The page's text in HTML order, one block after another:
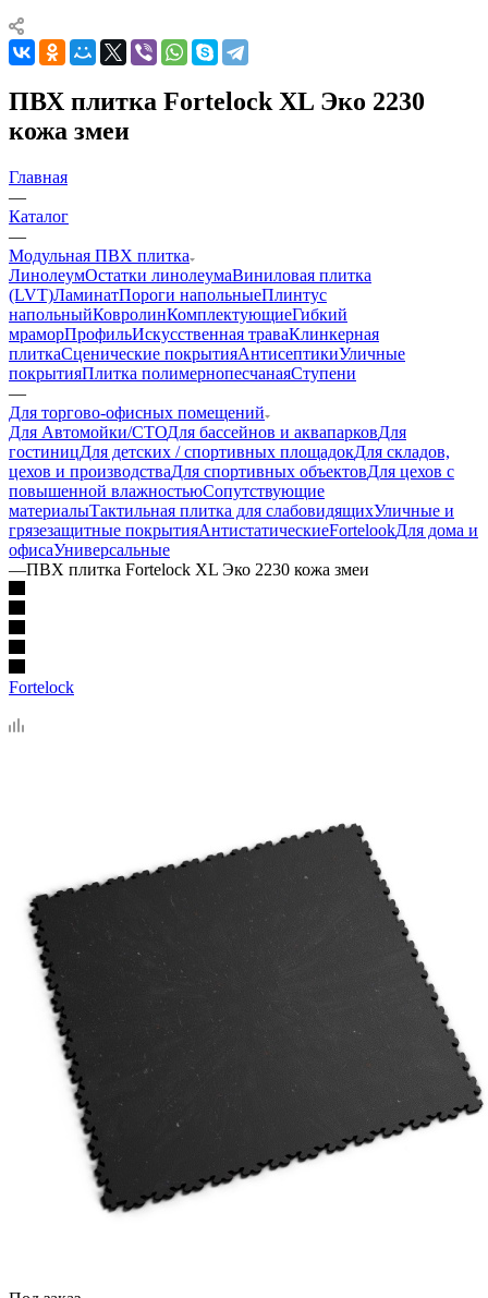
ПВХ плитка Fortelock XL Эко 2230
кожа змеи
Главная
—
Каталог
—
Модульная ПВХ плитка
ЛинолеумОстатки линолеумаВиниловая плитка
(LVT)ЛаминатПороги напольныеПлинтус
напольныйКовролинКомплектующиеГибкий
мраморПрофильИскусственная траваКлинкерная
плиткаСценические покрытияАнтисептикиУличные
покрытияПлитка полимернопесчанаяСтупени
—
Для торгово-офисных помещений
Для Автомойки/СТОДля бассейнов и аквапарковДля
гостиницДля детских / спортивных площадокДля складов,
цехов и производстваДля спортивных объектовДля цехов с
повышенной влажностьюСопутствующие
материалыТактильная плитка для слабовидящихУличные и
грязезащитные покрытияАнтистатическиеFortelookДля дома и
офисаУниверсальные
—ПВХ плитка Fortelock XL Эко 2230 кожа змеи
Fortelock